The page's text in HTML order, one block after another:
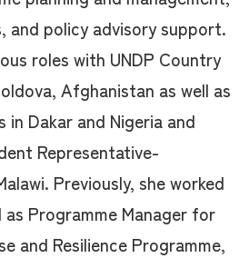
and policy advisory support.
roles with UNDP Country
Afghanistan as well as
in Dakar and Nigeria and
Representative-
Previously, she worked
as Programme Manager for
and Resilience Programme,